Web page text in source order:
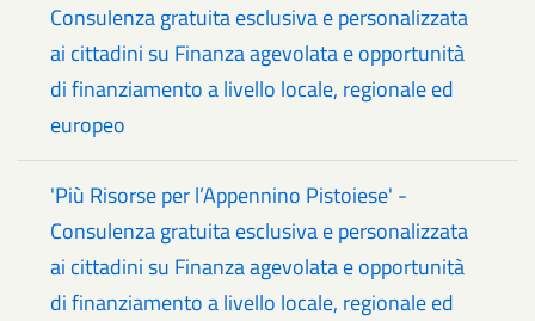
Consulenza gratuita esclusiva e personalizzata
ai cittadini su Finanza agevolata e opportunità
di finanziamento a livello locale, regionale ed
europeo
'Più Risorse per l’Appennino Pistoiese' -
Consulenza gratuita esclusiva e personalizzata
ai cittadini su Finanza agevolata e opportunità
di finanziamento a livello locale, regionale ed